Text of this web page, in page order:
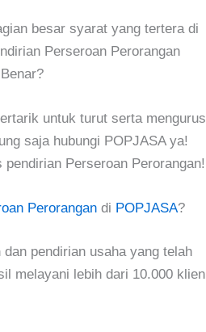
besar syarat yang tertera di
Perseroan Perorangan
untuk turut serta mengurus
saja hubungi POPJASA ya!
Perseroan Perorangan!
Perorangan di POPJASA?
pendirian usaha yang telah
melayani lebih dari 10.000 klien